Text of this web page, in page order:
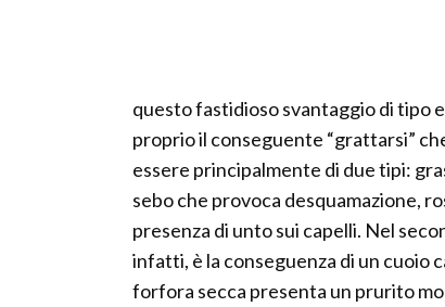
questo fastidioso svantaggio di tipo
proprio il conseguente “grattarsi”
essere principalmente di due tipi:
sebo che provoca desquamazione,
presenza di unto sui capelli. Nel
infatti, è la conseguenza di un cuoio
forfora secca presenta un prurito